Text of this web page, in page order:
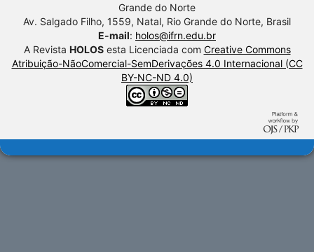
Grande do Norte
Av. Salgado Filho, 1559, Natal, Rio Grande do Norte, Brasil
E-mail: holos@ifrn.edu.br
A Revista HOLOSesta Licenciada com Creative Commons
Atribuição-NãoComercial-SemDerivações 4.0 Internacional (CC
BY-NC-ND 4.0)